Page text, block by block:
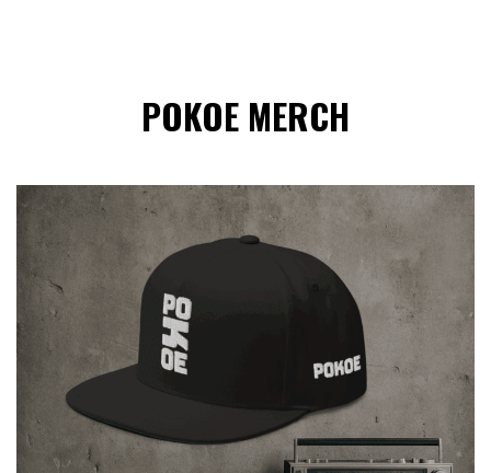
POKOE MERCH